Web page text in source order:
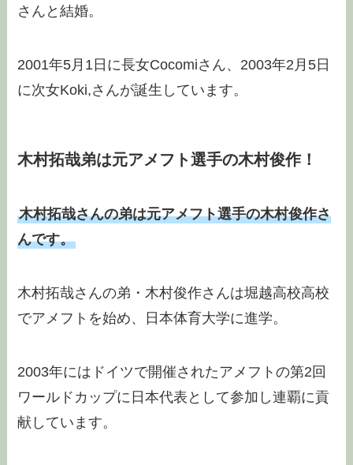
さんと結婚。
2001年5月1日に長女Cocomiさん、2003年2月5日
に次女Koki,さんが誕生しています。
木村拓哉弟は元アメフト選手の木村俊作！
木村拓哉さんの弟は元アメフト選手の木村俊作さ
んです。
木村拓哉さんの弟・木村俊作さんは堀越高校高校
でアメフトを始め、日本体育大学に進学。
2003年にはドイツで開催されたアメフトの第2回
ワールドカップに日本代表として参加し連覇に貢
献しています。